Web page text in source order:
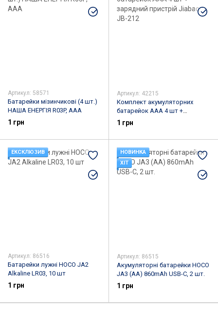
Артикул: 58571
Батарейки мізинчикові (4 шт.)
НАША ЕНЕРГІЯ R03P, AAA
1 грн
Артикул: 42215
Комплект акумуляторних
батарейок AAA 4 шт +
зарядний пристрій Jiabao JB-
212
1 грн
ЕКСКЛЮЗИВ
Артикул: 86516
Батарейки лужні HOCO JA2
Alkaline LR03, 10 шт
1 грн
НОВИНКА
ХІТ
Артикул: 86515
Акумуляторні батарейки HOCO
JA3 (AA) 860mAh USB-C, 2 шт.
1 грн